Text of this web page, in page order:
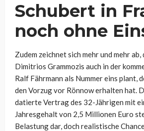
Schubert in
noch ohne
Zudem zeichnet sich mehr und mehr
Dimitrios Grammozis auch in der
Ralf Fährmann als Nummer eins plant,
den Vorzug vor Rönnow erhalten hat.
datierte Vertrag des 32-Jährigen mit
Jahresgehalt von 2,5 Millionen Euro
Belastung dar, doch realistische